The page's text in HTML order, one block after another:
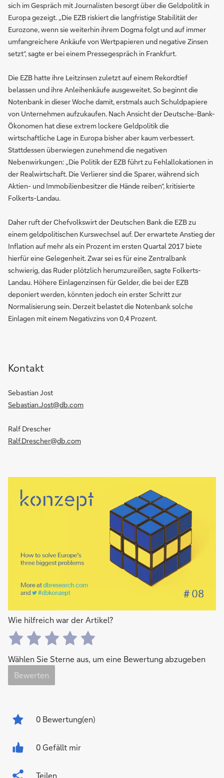
sich im Gespräch mit Journalisten besorgt über die Geldpolitik in
Europa gezeigt. „Die EZB riskiert die langfristige Stabilität der
Eurozone, wenn sie weiterhin ihrem Dogma folgt und auf immer
umfangreichere Ankäufe von Wertpapieren und negative Zinsen
setzt“, sagte er bei einem Pressegespräch in Frankfurt.
Die EZB hatte ihre Leitzinsen zuletzt auf einem Rekordtief
belassen und ihre Anleihenkäufe ausgeweitet. So beginnt die
Notenbank in dieser Woche damit, erstmals auch Schuldpapiere
von Unternehmen aufzukaufen. Nach Ansicht der Deutsche-Bank-
Ökonomen hat diese extrem lockere Geldpolitik die
wirtschaftliche Lage in Europa bisher aber kaum verbessert.
Stattdessen überwiegen zunehmend die negativen
Nebenwirkungen: „Die Politik der EZB führt zu Fehlallokationen in
der Realwirtschaft. Die Verlierer sind die Sparer, während sich
Aktien- und Immobilienbesitzer die Hände reiben“, kritisierte
Folkerts-Landau.
Daher ruft der Chefvolkswirt der Deutschen Bank die EZB zu
einem geldpolitischen Kurswechsel auf. Der erwartete Anstieg der
Inflation auf mehr als ein Prozent im ersten Quartal 2017 biete
hierfür eine Gelegenheit. Zwar sei es für eine Zentralbank
schwierig, das Ruder plötzlich herumzureißen, sagte Folkerts-
Landau. Höhere Einlagenzinsen für Gelder, die bei der EZB
deponiert werden, könnten jedoch ein erster Schritt zur
Normalisierung sein. Derzeit belastet die Notenbank solche
Einlagen mit einem Negativzins von 0,4 Prozent.
Kontakt
Sebastian Jost
Sebastian.Jost@db.com
Ralf Drescher
Ralf.Drescher@db.com
Wie hilfreich war der Artikel?
Wählen Sie Sterne aus, um eine Bewertung abzugeben
Bewerten
0 Bewertung(en)
0 Gefällt mir
Teilen